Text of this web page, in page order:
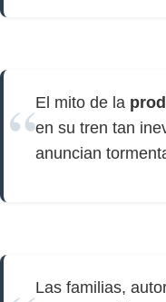
El mito de la
en su tren tan
anuncian
Las familias,